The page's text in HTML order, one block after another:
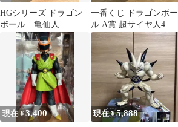
HGシリーズ ドラゴン
ボール 亀仙人
一番くじ ドラゴンボー
ル A賞 超サイヤ人4ゴ
ジータ フィギュア
現在 ¥3,400 現在 ¥5,888